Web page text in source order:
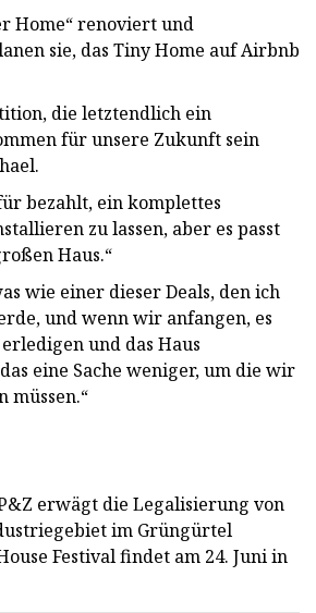
Home“ renoviert und
sie, das Tiny Home auf Airbnb
die letztendlich ein
für unsere Zukunft sein
bezahlt, ein komplettes
zu lassen, aber es passt
Haus.“
wie einer dieser Deals, den ich
und wenn wir anfangen, es
und das Haus
eine Sache weniger, um die wir
müssen.“
erwägt die Legalisierung von
im Grüngürtel
Festival findet am 24. Juni in